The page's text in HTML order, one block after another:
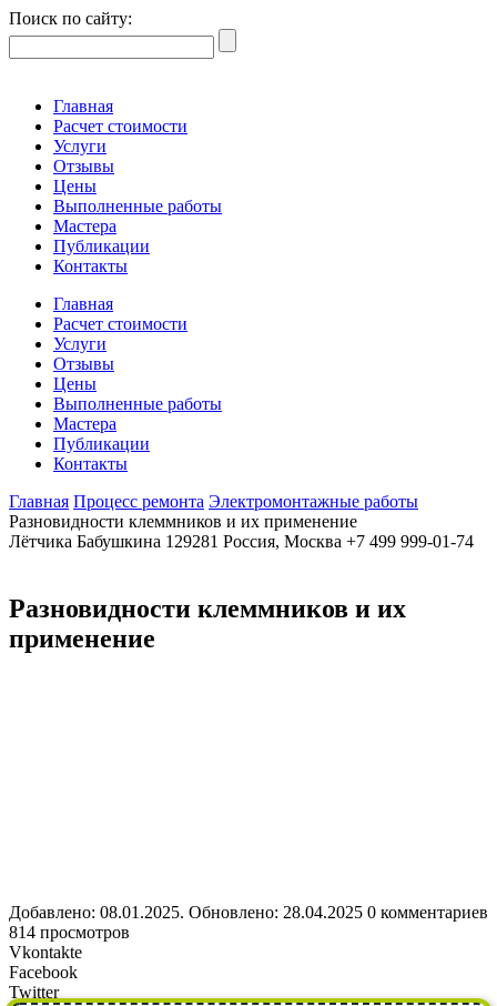
Поиск по сайту:
Главная
Расчет стоимости
Услуги
Отзывы
Цены
Выполненные работы
Мастера
Публикации
Контакты
Главная
Расчет стоимости
Услуги
Отзывы
Цены
Выполненные работы
Мастера
Публикации
Контакты
Главная Процесс ремонта Электромонтажные работы
Разновидности клеммников и их применение
Лётчика Бабушкина 129281 Россия, Москва +7 499 999-01-74
Разновидности клеммников и их
применение
Добавлено: 08.01.2025. Обновлено: 28.04.2025 0 комментариев
814 просмотров
Vkontakte
Facebook
Twitter